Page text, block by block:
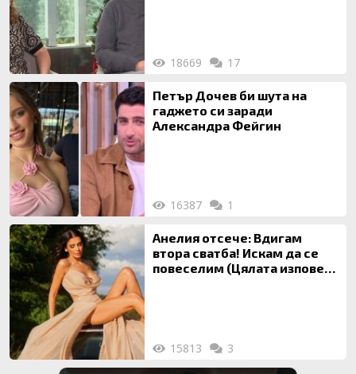
18669 17
Петър Дочев би шута на
гаджето си заради
Александра Фейгин
16387 1
Анелия отсече: Вдигам
втора сватба! Искам да се
повеселим (Цялата изповед
15813 3